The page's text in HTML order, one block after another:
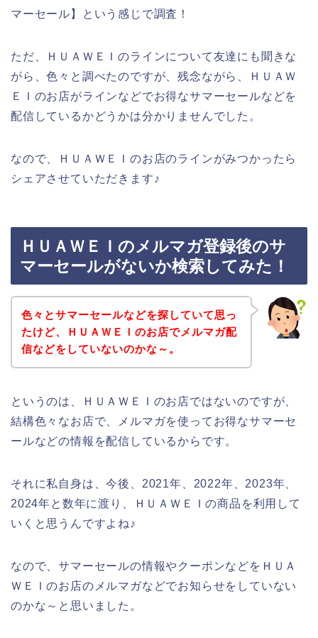
マーセール】という感じで調査！
ただ、ＨＵＡＷＥＩのラインについて友達にも聞きな
がら、色々と調べたのですが、残念ながら、ＨＵＡＷ
ＥＩのお店がラインなどでお得なサマーセールなどを
配信しているかどうかは分かりませんでした。
なので、ＨＵＡＷＥＩのお店のラインがみつかったら
シェアさせていただきます♪
ＨＵＡＷＥＩのメルマガ登録後のサ
マーセールがないか検索してみた！
色々とサマーセールなどを探していて思っ
たけど、ＨＵＡＷＥＩのお店でメルマガ配
信などをしていないのかな～。
というのは、ＨＵＡＷＥＩのお店ではないのですが、
結構色々なお店で、メルマガを使ってお得なサマーセ
ールなどの情報を配信しているからです。
それに私自身は、今後、2021年、2022年、2023年、
2024年と数年に渡り、ＨＵＡＷＥＩの商品を利用して
いくと思うんですよね♪
なので、サマーセールの情報やクーポンなどをＨＵＡ
ＷＥＩのお店のメルマガなどでお知らせをしていない
のかな～と思いました。